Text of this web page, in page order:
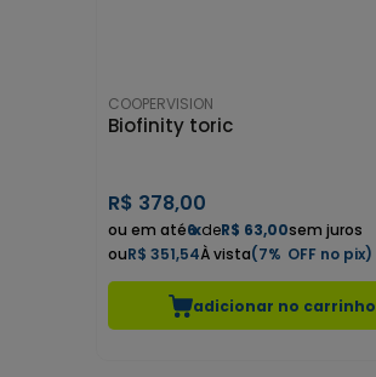
COOPERVISION
Biofinity toric
R$ 378,00
6xdeR$ 63,00sem juros
R$ 351,54
7%
adicionar no carrinho